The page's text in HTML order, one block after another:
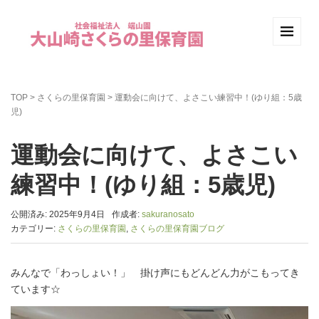
TOP > さくらの里保育園 > 運動会に向けて、よさこい練習中！(ゆり組：5歳
児)
運動会に向けて、よさこい
練習中！(ゆり組：5歳児)
公開済み: 2025年9月4日 作成者: sakuranosato
カテゴリー: さくらの里保育園 , さくらの里保育園ブログ
みんなで「わっしょい！」 掛け声にもどんどん力がこもってき
ています☆